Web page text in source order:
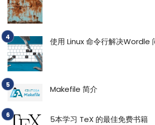
使用 Linux 命令行解决Wordle
Makefile 简介
5本学习 TeX 的最佳免费书籍